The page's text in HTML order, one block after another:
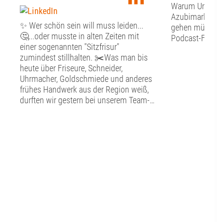
✨ Wer schön sein will muss leiden...
🤔...oder musste in alten Zeiten mit
einer sogenannten "Sitzfrisur"
zumindest stillhalten. ✂️Was man bis
heute über Friseure, Schneider,
Uhrmacher, Goldschmiede und anderes
frühes Handwerk aus der Region weiß,
durften wir gestern bei unserem Team-
Warum
gehen
Podcast-